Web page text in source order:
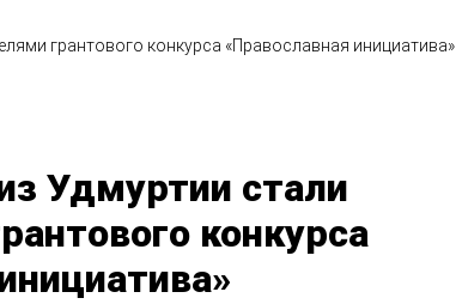
грантового конкурса «Православная инициатива»
Удмуртии стали
конкурса